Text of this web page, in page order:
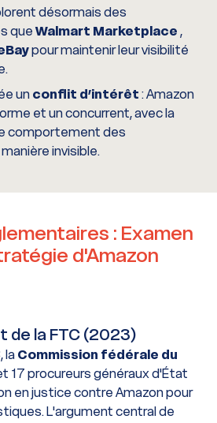
désormais des
queWalmart Marketplace,
pour maintenir leur visibilité
unconflit d’intérêt: Amazon
et un concurrent, avec la
comportement des
invisible.
: Examen
d'Amazon
de la FTC (2023)
laCommission fédérale du
17 procureurs généraux d'État
en justice contre Amazon pour
L'argument central de